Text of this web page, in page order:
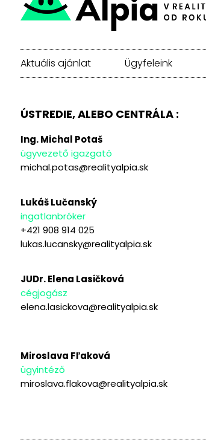
Aktuális ajánlat Ügyfeleink
ÚSTREDIE, ALEBO CENTRÁLA :
Ing. Michal Potaš
ügyvezető igazgató
michal.potas@realityalpia.sk
Lukáš Lučanský
ingatlanbróker
+421 908 914 025
lukas.lucansky@realityalpia.sk
JUDr. Elena Lasičková
cégjogász
elena.lasickova@realityalpia.sk
Miroslava Fľaková
ügyintéző
miroslava.flakova@realityalpia.sk